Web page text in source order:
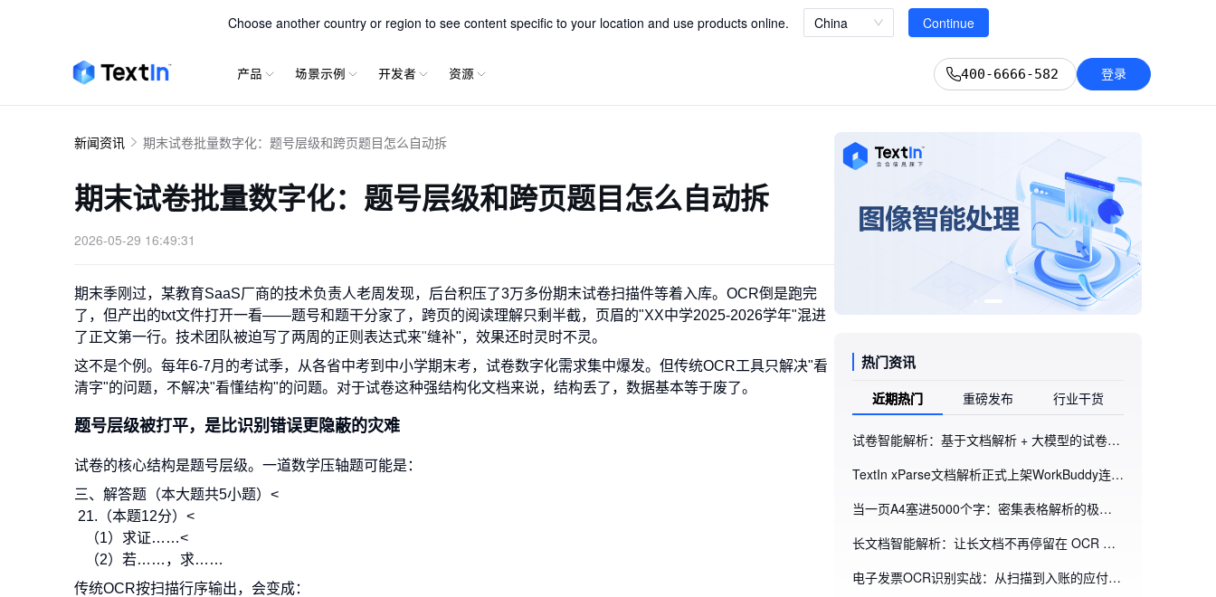
Choose another country or region to see content specific to your location and use products online. China Continue
TextIn xParse专为LLM下游任务设计的智能文档解析服务 立即查看
产品 场景示例 开发者 资源 400-6666-582 登录
新闻资讯 期末试卷批量数字化：题号层级和跨页题目怎么自动拆
期末试卷批量数字化：题号层级和跨页题目怎么自动拆
2026-05-29 16:49:31
期末季刚过，某教育SaaS厂商的技术负责人老周发现，后台积压了3万多份期末试卷扫描件等着入库。OCR倒是跑完
了，但产出的txt文件打开一看——题号和题干分家了，跨页的阅读理解只剩半截，页眉的"XX中学2025-2026学年"混进
了正文第一行。技术团队被迫写了两周的正则表达式来"缝补"，效果还时灵时不灵。
这不是个例。每年6-7月的考试季，从各省中考到中小学期末考，试卷数字化需求集中爆发。但传统OCR工具只解决"看
清字"的问题，不解决"看懂结构"的问题。对于试卷这种强结构化文档来说，结构丢了，数据基本等于废了。
题号层级被打平，是比识别错误更隐蔽的灾难
试卷的核心结构是题号层级。一道数学压轴题可能是：
三、解答题（本大题共5小题）<
21.（本题12分）<
（1）求证……<
（2）若……，求……
传统OCR按扫描行序输出，会变成：
热门资讯
近期热门 重磅发布 行业干货
试卷智能解析：基于文档解析 + 大模型的试卷抽取搭建思路（附GitHub项目地址）
TextIn xParse文档解析正式上架WorkBuddy连接器！WorkBuddy能“读懂”你的每一份文档了
当一页A4塞进5000个字：密集表格解析的极限挑战
长文档智能解析：让长文档不再停留在 OCR 文本层，而是进入可消费的数据层（附GitHub项目地址）
电子发票OCR识别实战：从扫描到入账的应付账款自动化方案